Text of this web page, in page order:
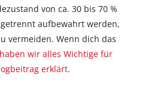
von ca. 30 bis 70 %
aufbewahrt werden,
vermeiden. Wenn dich das
haben wir alles Wichtige für
erklärt.